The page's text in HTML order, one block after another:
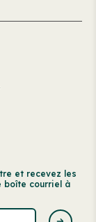
et recevez les
boîte courriel à